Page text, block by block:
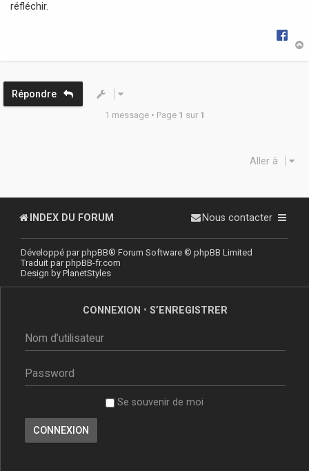
réfléchir.
Répondre
1 message • Page 1 sur 1
Aller à
INDEX DU FORUM Nous contacter
Développé parphpBB® Forum Software © phpBB Limited
Traduit parphpBB-fr.com
Design by PlanetStyles
CONNEXION • S’ENREGISTRER
Se souvenir de moi